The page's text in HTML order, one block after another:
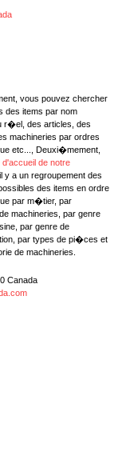
vous pouvez chercher
des items par nom
r�el, des articles, des
machineries par ordres
etc..., Deuxi�mement,
d'accueil de notre
, il y a un regroupement des
des items en ordre
par m�tier, par
machineries, par genre
par genre de
par types de pi�ces et
de machineries.
Canada